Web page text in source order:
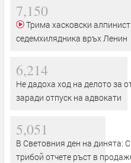
7,150
седемхилядника връх Ленин
6,214
Не дадоха ход на делото за
заради отпуск на адвокати
5,051
В Световния ден на динята:
трибой отчете ръст в